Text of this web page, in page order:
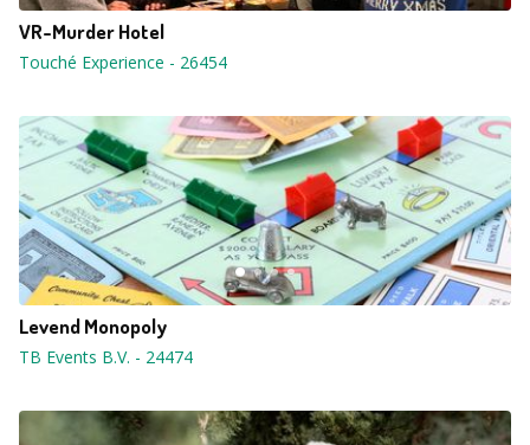
VR-Murder Hotel
Touché Experience - 26454
Levend Monopoly
TB Events B.V. - 24474